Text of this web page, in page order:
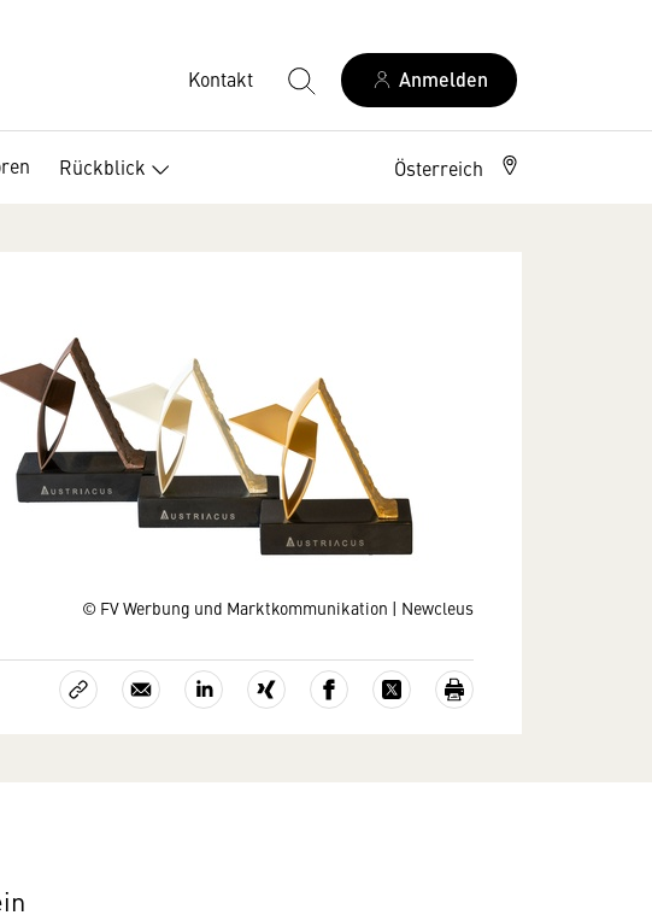
Kontakt Anmelden
Rückblick Österreich
© FV Werbung und Marktkommunikation | Newcleus